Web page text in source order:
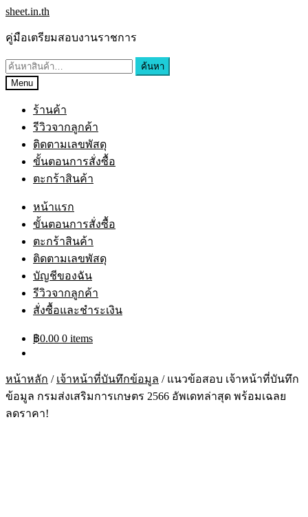
sheet.in.th
คู่มือเตรียมสอบงานราชการ
ค้นหา
Menu
ร้านค้า
รีวิวจากลูกค้า
ติดตามเลขพัสดุ
ขั้นตอนการสั่งซื้อ
ตะกร้าสินค้า
หน้าแรก
ขั้นตอนการสั่งซื้อ
ตะกร้าสินค้า
ติดตามเลขพัสดุ
บัญชีของฉัน
รีวิวจากลูกค้า
สั่งซื้อและชำระเงิน
฿0.00 0 items
หน้าหลัก / เจ้าหน้าที่บันทึกข้อมูล / แนวข้อสอบ เจ้าหน้าที่บันทึก
ข้อมูล กรมส่งเสริมการเกษตร 2566 อัพเดทล่าสุด พร้อมเฉลย
ลดราคา!